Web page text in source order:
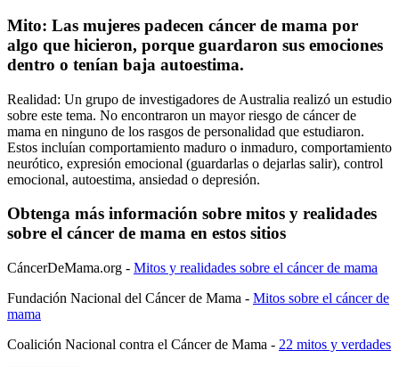
Mito: Las mujeres padecen cáncer de mama por
algo que hicieron, porque guardaron sus emociones
dentro o tenían baja autoestima.
Realidad: Un grupo de investigadores de Australia realizó un estudio
sobre este tema. No encontraron un mayor riesgo de cáncer de
mama en ninguno de los rasgos de personalidad que estudiaron.
Estos incluían comportamiento maduro o inmaduro, comportamiento
neurótico, expresión emocional (guardarlas o dejarlas salir), control
emocional, autoestima, ansiedad o depresión.
Obtenga más información sobre mitos y realidades
sobre el cáncer de mama en estos sitios
CáncerDeMama.org - Mitos y realidades sobre el cáncer de mama
Fundación Nacional del Cáncer de Mama - Mitos sobre el cáncer de
mama
Coalición Nacional contra el Cáncer de Mama - 22 mitos y verdades